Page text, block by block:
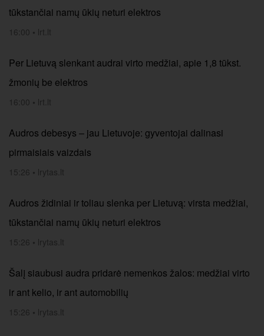
tūkstančiai namų ūkių neturi elektros
16:00 • lrt.lt
Per Lietuvą slenkant audrai virto medžiai, apie 1,8 tūkst.
žmonių be elektros
16:00 • lrt.lt
Audros debesys – jau Lietuvoje: gyventojai dalinasi
pirmaisiais vaizdais
15:26 • lrytas.lt
Audros židiniai ir toliau slenka per Lietuvą: virsta medžiai,
tūkstančiai namų ūkių neturi elektros
15:26 • lrytas.lt
Šalį siaubusi audra pridarė nemenkos žalos: medžiai virto
ir ant kelio, ir ant automobilių
15:26 • lrytas.lt